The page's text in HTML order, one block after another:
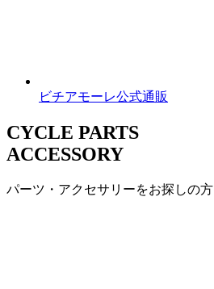
ビチアモーレ公式通販
CYCLE PARTS
ACCESSORY
パーツ・アクセサリーをお探しの方